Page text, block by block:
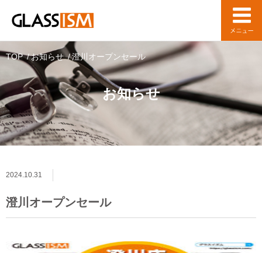
お知らせ
TOP お知らせ 澄川オープンセール
2024.10.31
澄川オープンセール